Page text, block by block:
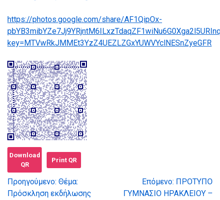
https://photos.google.com/share/AF1QipOx-
key=MTVwRkJMMEt3YzZ4UEZLZGxYUWVYclNESnZyeGFR
Download
QR
Print QR
Πλοήγηση
Προηγούμενο: Θέμα:
Πρόσκληση εκδήλωσης
Επόμενο: ΠΡΟΤΥΠΟ
ΓΥΜΝΑΣΙΟ ΗΡΑΚΛΕΙΟΥ –